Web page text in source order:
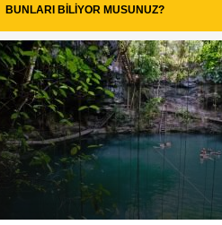
BUNLARI BILIYOR MUSUNUZ?